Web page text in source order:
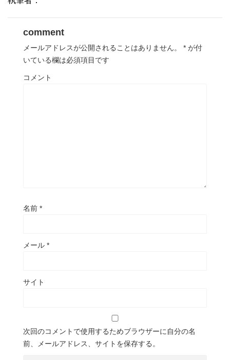
comment
メールアドレスが公開されることはありません。 * が付
いている欄は必須項目です
コメント
名前 *
メール *
サイト
次回のコメントで使用するためブラウザーに自分の名
前、メールアドレス、サイトを保存する。